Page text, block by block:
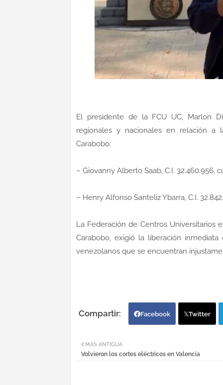
El presidente de la FCU UC, Marlon
regionales y nacionales en relación a
Carabobo:
– Giovanny Alberto Saab, C.I.
– Henry Alfonso Santeliz Ybarra, C.I.
La Federación de Centros
Carabobo, exigió la liberación
venezolanos que se encuentran
Facebook Twitter
MÁS ANTIGUA
Volvieron los cortes eléctricos en Valencia